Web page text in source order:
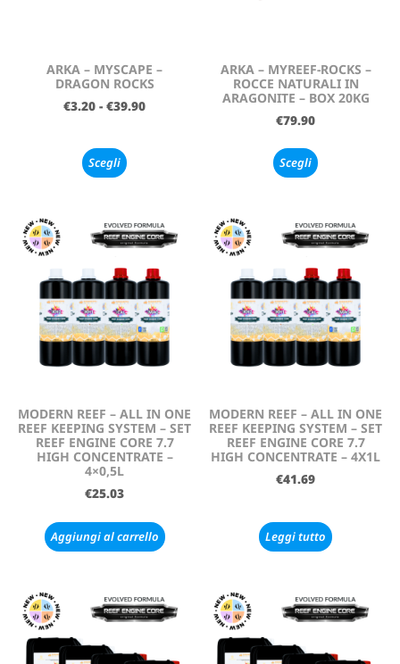
ARKA – MYSCAPE –
DRAGON ROCKS
€3.20 - €39.90
Scegli
ARKA – MYREEF-ROCKS –
ROCCE NATURALI IN
ARAGONITE – BOX 20KG
€79.90
Scegli
MODERN REEF – ALL IN ONE
REEF KEEPING SYSTEM – SET
REEF ENGINE CORE 7.7
HIGH CONCENTRATE –
4×0,5L
€25.03
Aggiungi al carrello
MODERN REEF – ALL IN ONE
REEF KEEPING SYSTEM – SET
REEF ENGINE CORE 7.7
HIGH CONCENTRATE – 4X1L
€41.69
Leggi tutto